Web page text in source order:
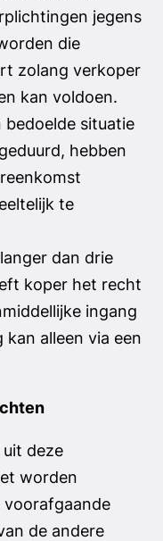
jegens
die
zolang verkoper
kan voldoen.
bedoelde situatie
hebben
te
dan drie
koper het recht
ingang
alleen via een
uit deze
worden
voorafgaande
de andere